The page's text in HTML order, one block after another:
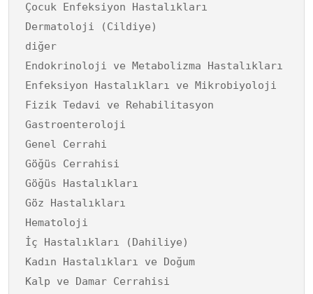
Çocuk Enfeksiyon Hastalıkları
Dermatoloji (Cildiye)
diğer
Endokrinoloji ve Metabolizma Hastalıkları
Enfeksiyon Hastalıkları ve Mikrobiyoloji
Fizik Tedavi ve Rehabilitasyon
Gastroenteroloji
Genel Cerrahi
Göğüs Cerrahisi
Göğüs Hastalıkları
Göz Hastalıkları
Hematoloji
İç Hastalıkları (Dahiliye)
Kadın Hastalıkları ve Doğum
Kalp ve Damar Cerrahisi